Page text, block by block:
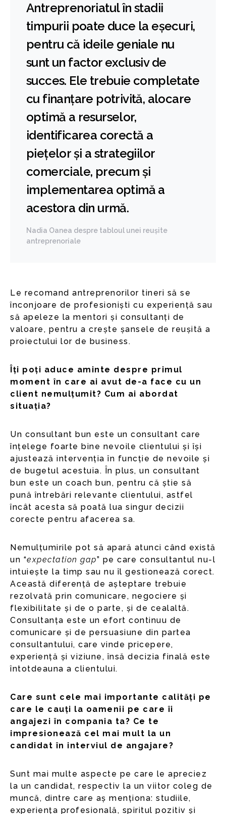
Antreprenoriatul în stadii
timpurii poate duce la eșecuri,
pentru că ideile geniale nu
sunt un factor exclusiv de
succes. Ele trebuie completate
cu finanțare potrivită, alocare
optimă a resurselor,
identificarea corectă a
piețelor și a strategiilor
comerciale, precum și
implementarea optimă a
acestora din urmă.
Nadia Oanea despre tabloul unei reușite
antreprenoriale
Le recomand antreprenorilor tineri să se
înconjoare de profesioniști cu experiență sau
să apeleze la mentori și consultanți de
valoare, pentru a crește șansele de reușită a
proiectului lor de business.
Îți poți aduce aminte despre primul
moment în care ai avut de-a face cu un
client nemulțumit? Cum ai abordat
situația?
Un consultant bun este un consultant care
înțelege foarte bine nevoile clientului și își
ajustează intervenția în funcție de nevoile și
de bugetul acestuia. În plus, un consultant
bun este un coach bun, pentru că știe să
pună întrebări relevante clientului, astfel
încât acesta să poată lua singur decizii
corecte pentru afacerea sa.
Nemulțumirile pot să apară atunci când există
un “expectation gap” pe care consultantul nu-l
intuiește la timp sau nu îl gestionează corect.
Această diferență de așteptare trebuie
rezolvată prin comunicare, negociere și
flexibilitate și de o parte, și de cealaltă.
Consultanța este un efort continuu de
comunicare și de persuasiune din partea
consultantului, care vinde pricepere,
experiență și viziune, însă decizia finală este
întotdeauna a clientului.
Care sunt cele mai importante calități pe
care le cauți la oamenii pe care îi
angajezi în compania ta? Ce te
impresionează cel mai mult la un
candidat în interviul de angajare?
Sunt mai multe aspecte pe care le apreciez
la un candidat, respectiv la un viitor coleg de
muncă, dintre care aș menționa: studiile,
experiența profesională, spiritul pozitiv și